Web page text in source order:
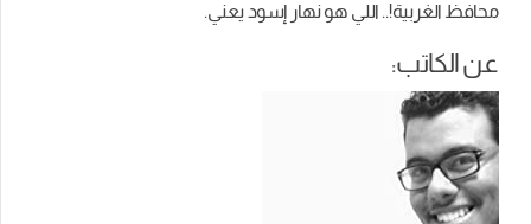
محافظ الغربية!.. اللي هو نهار إسود يعني.
عن الكاتب: